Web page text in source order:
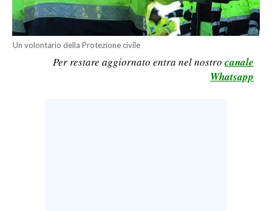
LAVORO
BANDI
SPORT IN SARDEGNA
Un volontario della Protezione civile
Per restare aggiornato entra nel nostro canale
Whatsapp